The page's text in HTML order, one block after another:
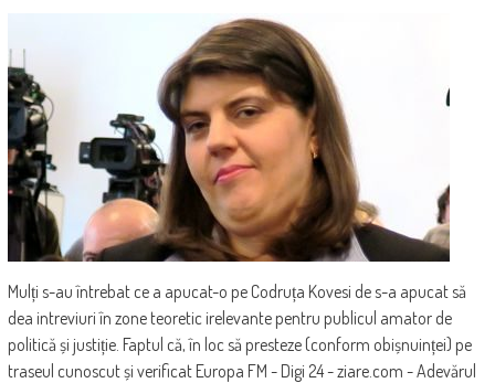
Mulți s-au întrebat ce a apucat-o pe Codruța Kovesi de s-a apucat să
dea intreviuri în zone teoretic irelevante pentru publicul amator de
politică și justiție. Faptul că, în loc să presteze (conform obișnuinței) pe
traseul cunoscut și verificat Europa FM - Digi 24 - ziare.com - Adevărul